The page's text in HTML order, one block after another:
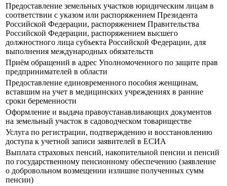
Предоставление земельных участков юридическим лицам в
соответствии с указом или распоряжением Президента
Российской Федерации, распоряжением Правительства
Российской Федерации, распоряжением высшего
должностного лица субъекта Российской Федерации, для
выполнения международных обязательств
Приём обращений в адрес Уполномоченного по защите прав
предпринимателей в области
Предоставление единовременного пособия женщинам,
вставшим на учет в медицинских учреждениях в ранние
сроки беременности
Оформление и выдача правоустанавливающих документов
на земельный участок в садоводческом товариществе
Услуга по регистрации, подтверждению и восстановлению
доступа к учетной записи заявителей в ЕСИА
Выплата страховых пенсий, накопительной пенсии и пенсий
по государственному пенсионному обеспечению (заявление
о добровольном возмещении излишне полученных сумм
пенсии)